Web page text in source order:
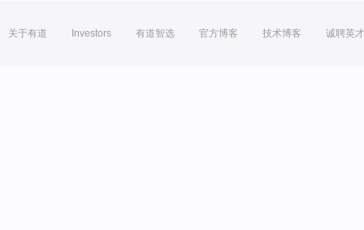
关于有道 Investors 有道智选 官方博客 技术博客 诚聘英才